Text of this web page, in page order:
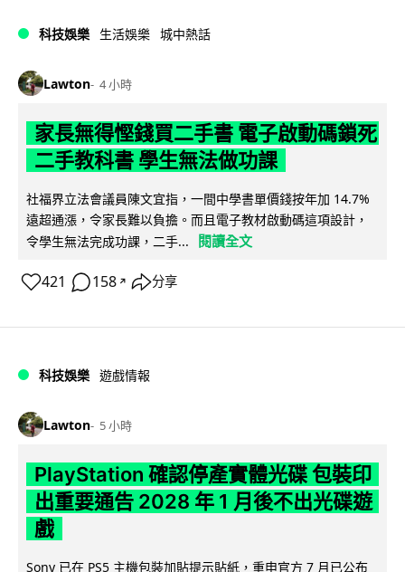
科技娛樂 生活娛樂 城中熱話
Lawton 4 小時
家長無得慳錢買二手書 電子啟動碼鎖死
二手教科書 學生無法做功課
社福界立法會議員陳文宜指，一間中學書單價錢按年加 14.7%
遠超通漲，令家長難以負擔。而且電子教材啟動碼這項設計，
令學生無法完成功課，二手...
閱讀全文
421 158 ↗ 分享
科技娛樂 遊戲情報
Lawton 5 小時
PlayStation 確認停產實體光碟 包裝印
出重要通告 2028 年 1 月後不出光碟遊
戲
Sony 已在 PS5 主機包裝加貼提示貼紙，重申官方 7 月已公布